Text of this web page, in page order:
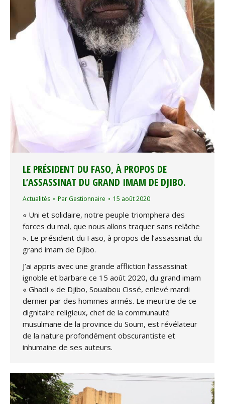
LE PRÉSIDENT DU FASO, À PROPOS DE
L’ASSASSINAT DU GRAND IMAM DE DJIBO.
Actualités Par Gestionnaire 15 août 2020
« Uni et solidaire, notre peuple triomphera des
forces du mal, que nous allons traquer sans relâche
». Le président du Faso, à propos de l’assassinat du
grand imam de Djibo.
J’ai appris avec une grande affliction l’assassinat
ignoble et barbare ce 15 août 2020, du grand imam
« Ghadi » de Djibo, Souaibou Cissé, enlevé mardi
dernier par des hommes armés. Le meurtre de ce
dignitaire religieux, chef de la communauté
musulmane de la province du Soum, est révélateur
de la nature profondément obscurantiste et
inhumaine de ses auteurs.